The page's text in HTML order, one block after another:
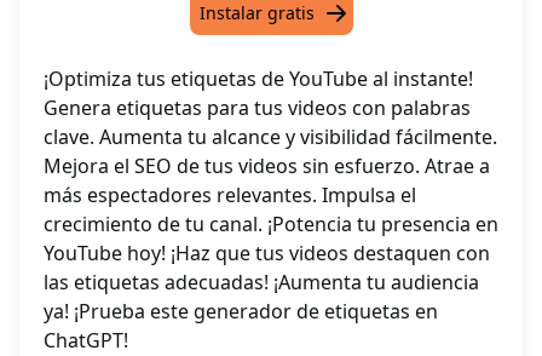
Instalar gratis
¡Optimiza tus etiquetas de YouTube al instante!
Genera etiquetas para tus videos con palabras
clave. Aumenta tu alcance y visibilidad fácilmente.
Mejora el SEO de tus videos sin esfuerzo. Atrae a
más espectadores relevantes. Impulsa el
crecimiento de tu canal. ¡Potencia tu presencia en
YouTube hoy! ¡Haz que tus videos destaquen con
las etiquetas adecuadas! ¡Aumenta tu audiencia
ya! ¡Prueba este generador de etiquetas en
ChatGPT!